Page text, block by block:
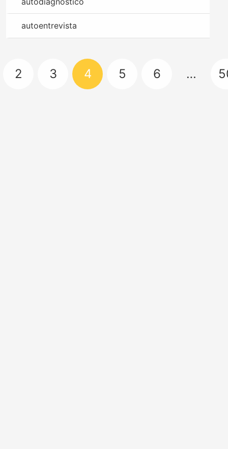
autoentrevista
2 3 4 5 6 …